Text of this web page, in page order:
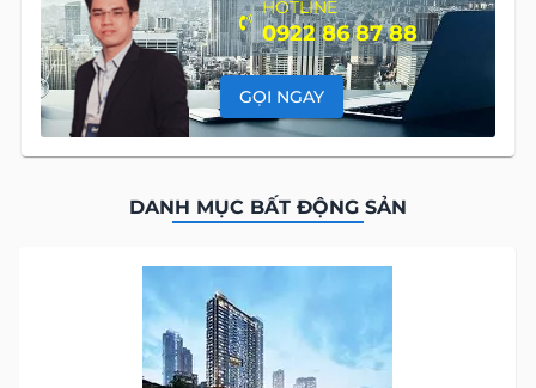
HOTLINE
0922 86 87 88
GỌI NGAY
DANH MỤC BẤT ĐỘNG SẢN